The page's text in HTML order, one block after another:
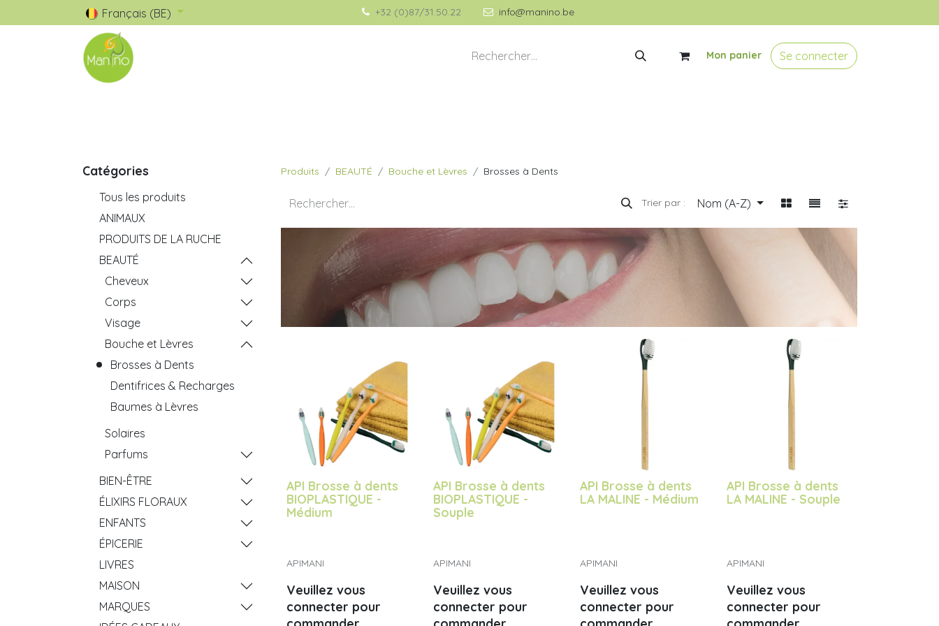
Français (BE) +32 (0)87/31.50.22 info@manino.be
Mon panier Se connecter
Catégories
Tous les produits
ANIMAUX
PRODUITS DE LA RUCHE
BEAUTÉ
Cheveux
Corps
Visage
Bouche et Lèvres
Brosses à Dents
Dentifrices & Recharges
Baumes à Lèvres
Solaires
Parfums
BIEN-ÊTRE
ÉLIXIRS FLORAUX
ENFANTS
ÉPICERIE
LIVRES
MAISON
MARQUES
Produits BEAUTÉ Bouche et Lèvres Brosses à Dents
Trier par : Nom (A-Z)
API Brosse à dents
BIOPLASTIQUE -
Médium
APIMANI
Veuillez vous
connecter pour
API Brosse à dents
BIOPLASTIQUE -
Souple
APIMANI
Veuillez vous
connecter pour
API Brosse à dents
LA MALINE - Médium
APIMANI
Veuillez vous
connecter pour
API Brosse à dents
LA MALINE - Souple
APIMANI
Veuillez vous
connecter pour